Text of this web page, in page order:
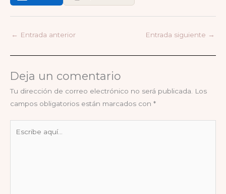
← Entrada anterior Entrada siguiente →
Deja un comentario
Tu dirección de correo electrónico no será publicada.
Los
campos obligatorios están marcados con *